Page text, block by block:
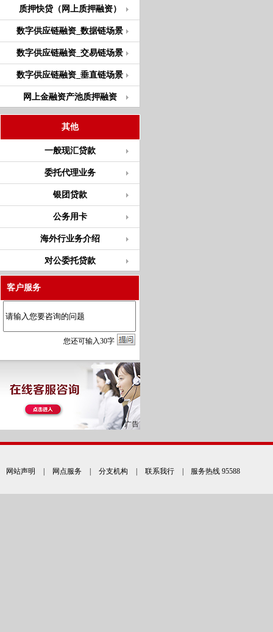
质押快贷（网上质押融资）
数字供应链融资_数据链场景
数字供应链融资_交易链场景
数字供应链融资_垂直链场景
网上金融资产池质押融资
其他
一般现汇贷款
委托代理业务
银团贷款
公务用卡
海外行业务介绍
对公委托贷款
客户服务
您还可输入30字
网站声明 网点服务 分支机构 联系我行 | 服务热线 95588